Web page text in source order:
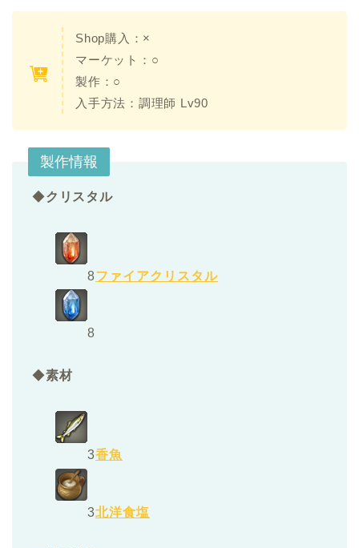
Shop購入：×
マーケット：○
製作：○
入手方法：調理師 Lv90
製作情報
◆クリスタル
8ファイアクリスタル
8
◆素材
3香魚
3北洋食塩